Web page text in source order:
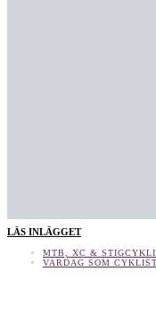
LÄS INLÄGGET
MTB, XC &
VARDAG SOM CYKLIST